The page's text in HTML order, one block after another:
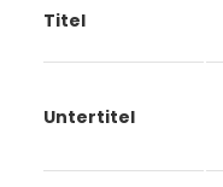
Titel
Untertitel